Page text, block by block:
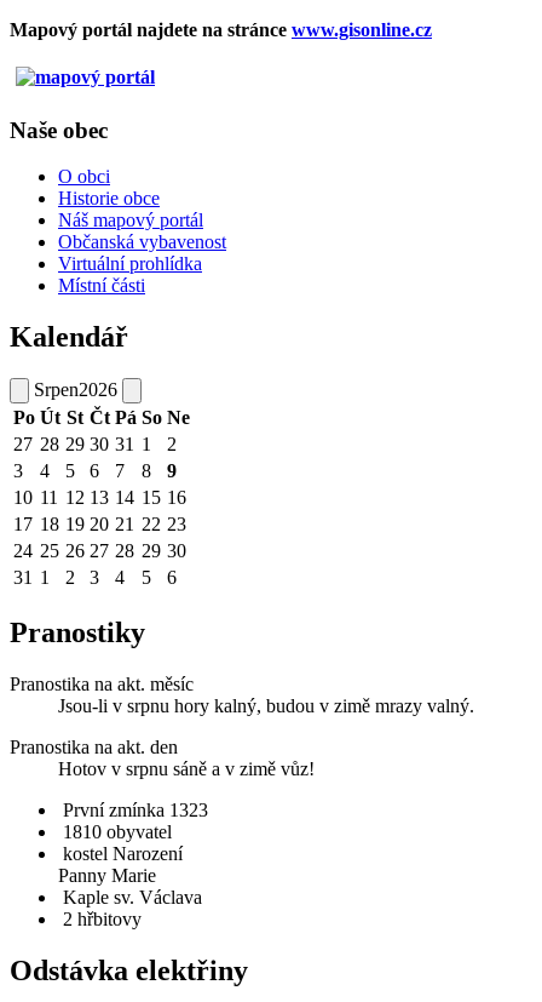
Mapový portál najdete na stránce www.gisonline.cz
Naše obec
O obci
Historie obce
Náš mapový portál
Občanská vybavenost
Virtuální prohlídka
Místní části
Kalendář
Srpen2026
Po Út St Čt Pá So Ne
27 28 29 30 31 1
2
3
4 5 6 7 8
9
10 11 12 13 14 15 16
17 18 19 20 21 22 23
24 25 26 27 28 29 30
31 1 2 3 4 5 6
Pranostiky
Pranostika na akt. měsíc
Jsou-li v srpnu hory kalný, budou v zimě mrazy valný.
Pranostika na akt. den
Hotov v srpnu sáně a v zimě vůz!
První zmínka 1323
1810 obyvatel
kostel Narození
Panny Marie
Kaple sv. Václava
2 hřbitovy
Odstávka elektřiny